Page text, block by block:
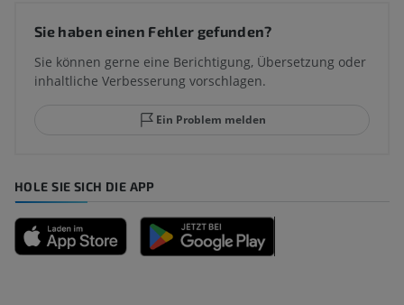
Sie haben einen Fehler gefunden?
Sie können gerne eine Berichtigung, Übersetzung oder
inhaltliche Verbesserung vorschlagen.
Ein Problem melden
HOLE SIE SICH DIE APP